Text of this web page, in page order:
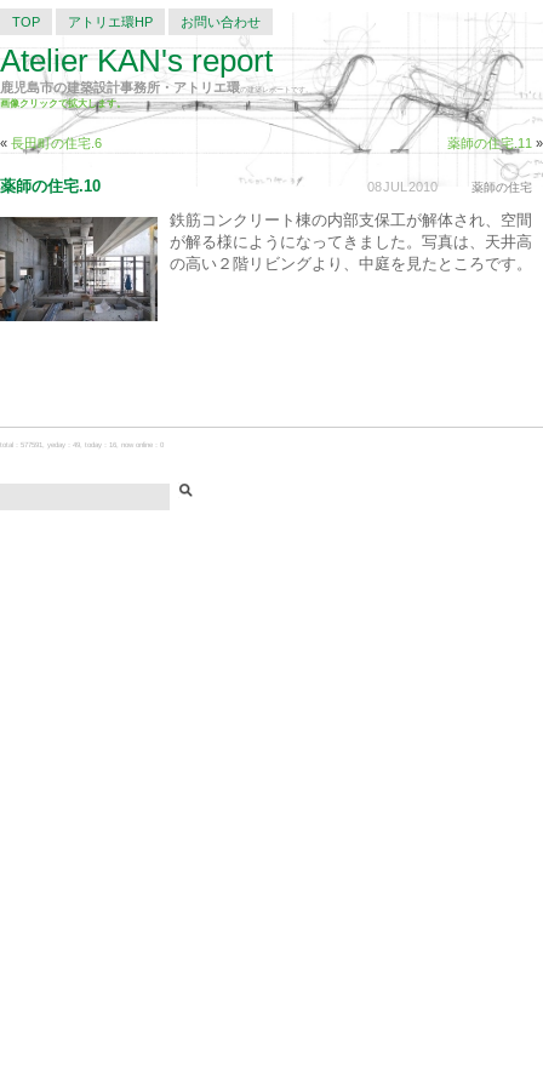
TOP アトリエ環HP お問い合わせ
Atelier KAN's report
鹿児島市の建築設計事務所・アトリエ環の建築レポートです。
画像クリックで拡大します。
« 長田町の住宅.6 薬師の住宅.11 »
08JUL 2010 薬師の住宅
薬師の住宅.10
鉄筋コンクリート棟の内部支保工が解体され、空間
が解る様にようになってきました。写真は、天井高
の高い２階リビングより、中庭を見たところです。
total：577591, yeday：49, today：16, now online：0